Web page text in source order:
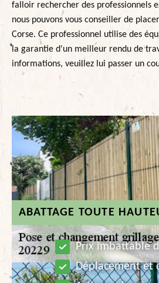
ABATTAGE TOUTE
Prix imbattable
Déplacement et
falloir rechercher des professionnels
nous pouvons vous conseiller de
Corse. Ce professionnel utilise des
la garantie d'un meilleur rendu de
informations, veuillez lui passer un